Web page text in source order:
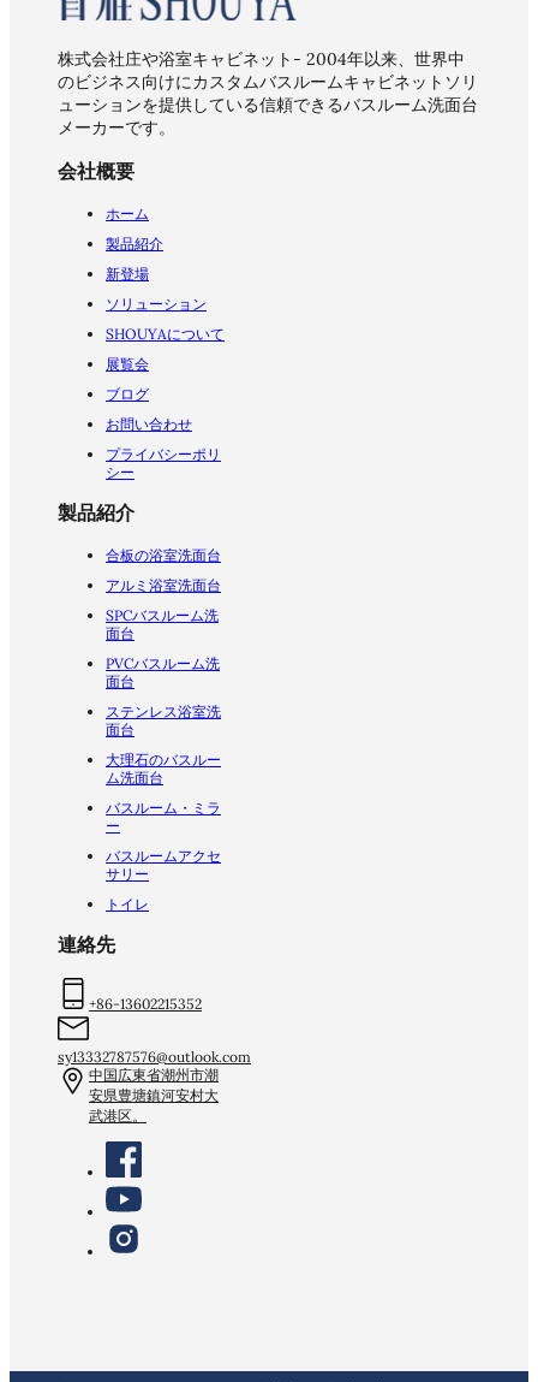
株式会社庄や浴室キャビネット- 2004年以来、世界中
のビジネス向けにカスタムバスルームキャビネットソリ
ューションを提供している信頼できるバスルーム洗面台
メーカーです。
会社概要
ホーム
製品紹介
新登場
ソリューション
SHOUYAについて
展覧会
ブログ
お問い合わせ
プライバシーポリ
シー
製品紹介
合板の浴室洗面台
アルミ浴室洗面台
SPCバスルーム洗
面台
PVCバスルーム洗
面台
ステンレス浴室洗
面台
大理石のバスルー
ム洗面台
バスルーム・ミラ
ー
バスルームアクセ
サリー
トイレ
連絡先
+86-13602215352
sy13332787576@outlook.com
中国広東省潮州市潮
安県豊塘鎮河安村大
武港区。